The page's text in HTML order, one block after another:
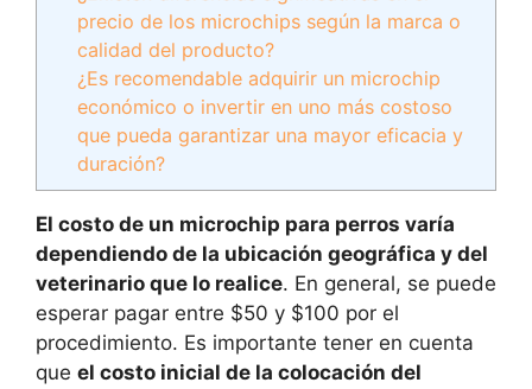
precio de los microchips según la marca o
calidad del producto?
¿Es recomendable adquirir un microchip
económico o invertir en uno más costoso
que pueda garantizar una mayor eficacia y
duración?
El costo de un microchip para perros varía
dependiendo de la ubicación geográfica y del
veterinario que lo realice. En general, se puede
esperar pagar entre $50 y $100 por el
procedimiento. Es importante tener en cuenta
que el costo inicial de la colocación del